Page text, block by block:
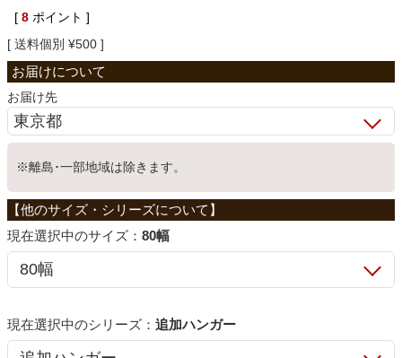
ベッド
学習机
ホームオフィス
こたつ
寝具
[ 8 ポイント ]
送料個別 ¥500
お届け先
※離島･一部地域は除きます。
サイズ： 80幅
シリーズ： 追加ハンガー